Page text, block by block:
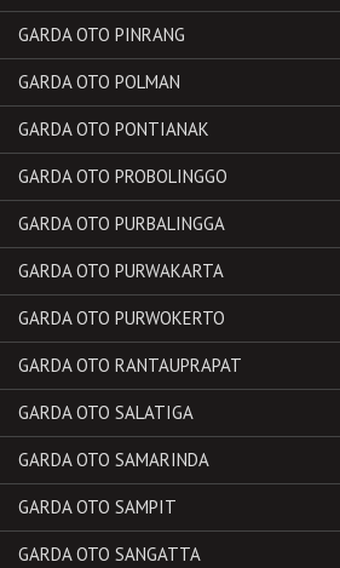
GARDA OTO PINRANG
GARDA OTO POLMAN
GARDA OTO PONTIANAK
GARDA OTO PROBOLINGGO
GARDA OTO PURBALINGGA
GARDA OTO PURWAKARTA
GARDA OTO PURWOKERTO
GARDA OTO RANTAUPRAPAT
GARDA OTO SALATIGA
GARDA OTO SAMARINDA
GARDA OTO SAMPIT
GARDA OTO SANGATTA